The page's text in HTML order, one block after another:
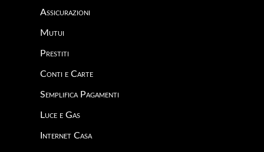
Assicurazioni
Mutui
Prestiti
Conti e Carte
Semplifica Pagamenti
Luce e Gas
Internet Casa